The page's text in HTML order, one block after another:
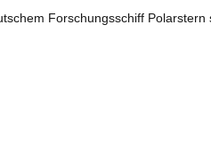
Forschungsschiff Polarstern